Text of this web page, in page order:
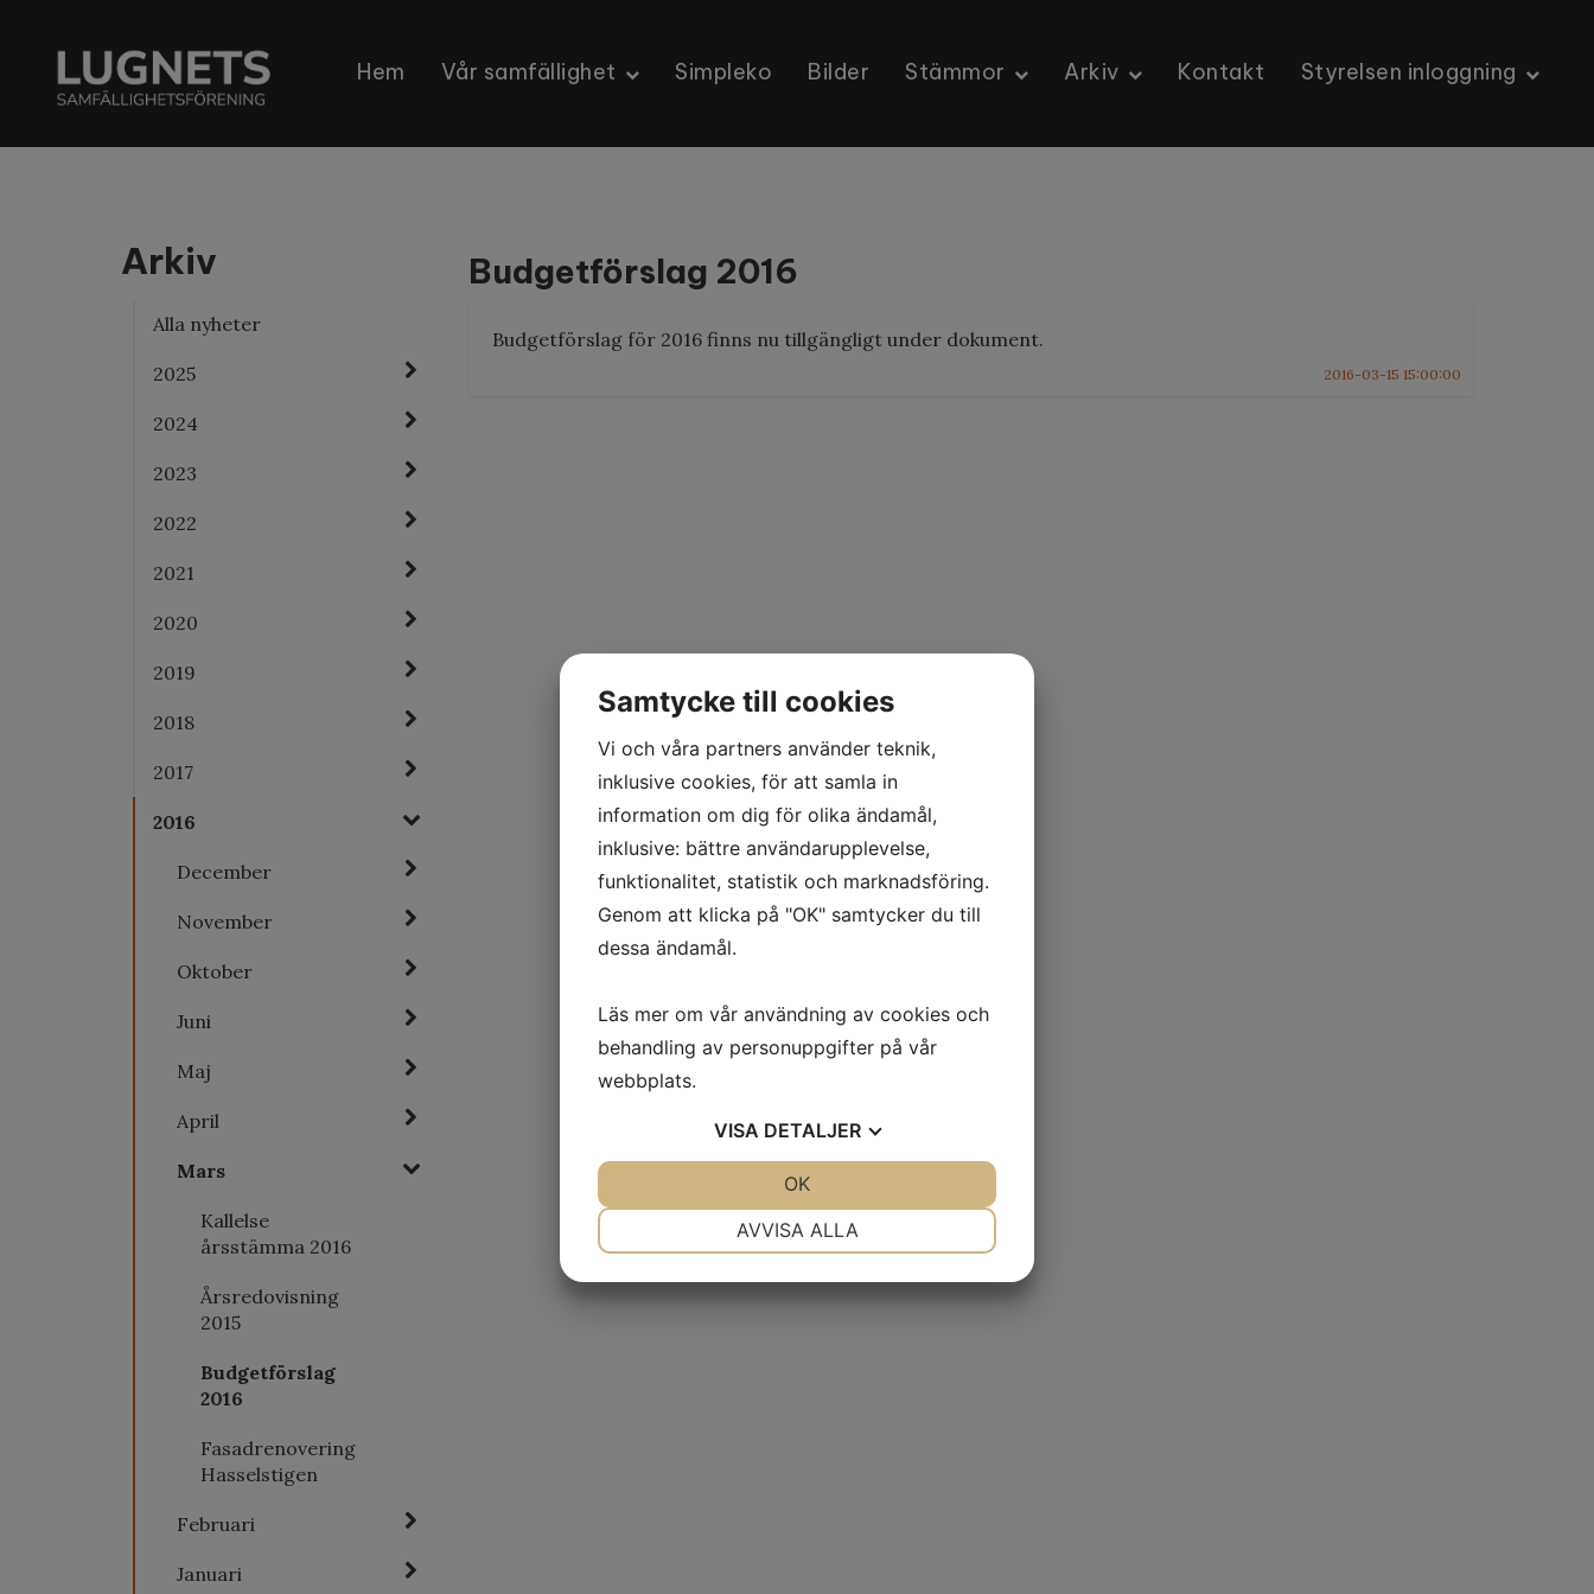
Hem Vår samfällighet Simpleko Bilder Stämmor Arkiv Kontakt Styrelsen inloggning
Arkiv
Alla nyheter
2025
2024
2023
2022
2021
2020
2019
2018
2017
2016
December
November
Oktober
Juni
Maj
April
Mars
Kallelse
årsstämma 2016
Årsredovisning
2015
Budgetförslag
2016
Fasadrenovering
Hasselstigen
Februari
Januari
Budgetförslag 2016
2016-03-15 15:00:00
Budgetförslag för 2016 finns nu tillgängligt under dokument.
Samtycke till cookies
Vi och våra partners använder teknik,
inklusive cookies, för att samla in
information om dig för olika ändamål,
inklusive: bättre användarupplevelse,
funktionalitet, statistik och marknadsföring.
Genom att klicka på "OK" samtycker du till
dessa ändamål.
Läs mer om vår användning av cookies och
behandling av personuppgifter på vår
webbplats.
VISA DETALJER
AVVISA ALLA
OK